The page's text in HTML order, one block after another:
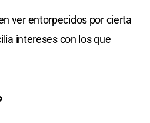
ver entorpecidos por cierta
intereses con los que